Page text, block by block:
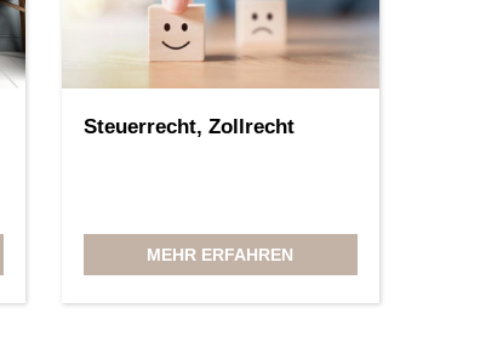
Steuerrecht, Zollrecht
MEHR ERFAHREN